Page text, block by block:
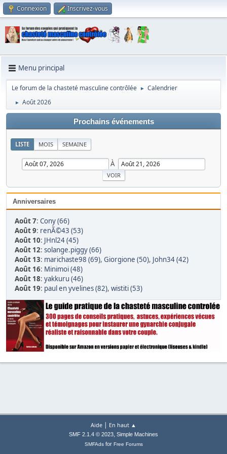
Connexion Inscrivez-vous
Menu principal
Le forum de la chasteté masculine contrôlée ► Calendrier
► Août 2026
Prochains événements
LISTE MOIS SEMAINE
À
Anniversaires
Août 7: Cony (66)
Août 9: renÃ©43 (53)
Août 10: JHnl24 (45)
Août 12: solange.piggy (66)
Août 13: marichaste98 (69), Giorgione (50), John34 (42)
Août 16: Minimoi (48)
Août 18: yakkuru (46)
Août 19: paul en yvelines (82), wistiti (53)
Aide | En haut ▲
SMF 2.1.4 © 2023, Simple Machines
SMFAdsfor Free Forums